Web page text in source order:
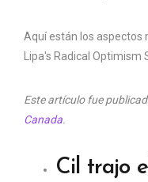
Aquí están los aspectos
Lipa's Radical
Este artículo fue
Canada.
Cil trajo